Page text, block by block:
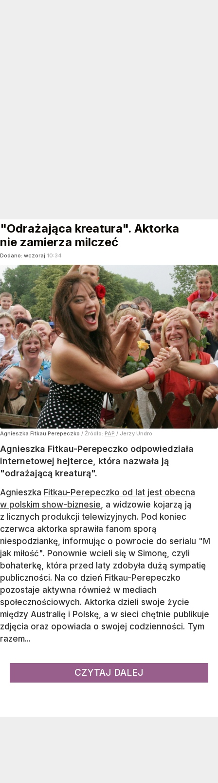
"Odrażająca kreatura". Aktorka
nie zamierza milczeć
Dodano: wczoraj 10:34
Agnieszka Fitkau Perepeczko / Źródło: PAP / Jerzy Undro
Agnieszka Fitkau-Perepeczko odpowiedziała
internetowej hejterce, która nazwała ją
"odrażającą kreaturą".
Agnieszka Fitkau-Perepeczko od lat jest obecna
w polskim show-biznesie , a widzowie kojarzą ją
z licznych produkcji telewizyjnych. Pod koniec
czerwca aktorka sprawiła fanom sporą
niespodziankę, informując o powrocie do serialu "M
jak miłość". Ponownie wcieli się w Simonę, czyli
bohaterkę, która przed laty zdobyła dużą sympatię
publiczności. Na co dzień Fitkau-Perepeczko
pozostaje aktywna również w mediach
społecznościowych. Aktorka dzieli swoje życie
między Australię i Polskę, a w sieci chętnie publikuje
zdjęcia oraz opowiada o swojej codzienności. Tym
razem...
CZYTAJ DALEJ